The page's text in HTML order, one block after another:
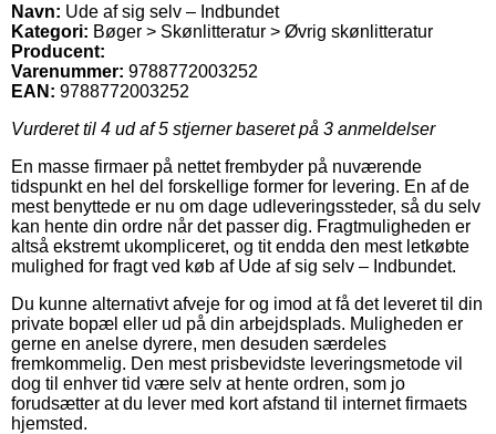
Navn: Ude af sig selv – Indbundet
Kategori: Bøger > Skønlitteratur > Øvrig skønlitteratur
Producent:
Varenummer: 9788772003252
EAN: 9788772003252
Vurderet til 4 ud af 5 stjerner baseret på 3 anmeldelser
En masse firmaer på nettet frembyder på nuværende
tidspunkt en hel del forskellige former for levering. En af de
mest benyttede er nu om dage udleveringssteder, så du selv
kan hente din ordre når det passer dig. Fragtmuligheden er
altså ekstremt ukompliceret, og tit endda den mest letkøbte
mulighed for fragt ved køb af Ude af sig selv – Indbundet.
Du kunne alternativt afveje for og imod at få det leveret til din
private bopæl eller ud på din arbejdsplads. Muligheden er
gerne en anelse dyrere, men desuden særdeles
fremkommelig. Den mest prisbevidste leveringsmetode vil
dog til enhver tid være selv at hente ordren, som jo
forudsætter at du lever med kort afstand til internet firmaets
hjemsted.